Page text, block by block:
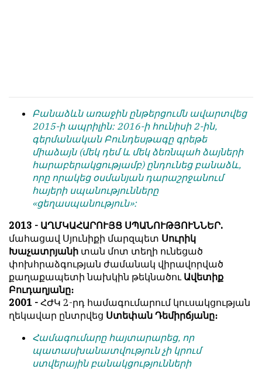
обязательным
условием
публикации.
Противоположные
мнения
публикуются,
если
принимаются
без
восторга.
Главный
редактор
—
фон
Геворкян
են,
սակայն
հրապարակվում
նույն
իրավունքով։
Գովազդային
տեքստերը,
լուսանկարները
և
բովանդակությունը
Խմբագրության
վերահսկողությունից
դուրս
են։
Խմբագիր-
տնօրեն՝
Արմեն
Գևորգյան
Բանաձևն առաջին ընթերցումն ավարտվեց
2015-ի ապրիլին: 2016-ի հունիսի 2-ին,
գերմանական Բունդեսթագը գրեթե
միաձայն (մեկ դեմ և մեկ ձեռնպահ ձայների
հարաբերակցությամբ) ընդունեց բանաձև,
որը որակեց օսմանյան դարաշրջանում
հայերի սպանությունները
«ցեղասպանություն»:
2013 - ԱՂՄԿԱՀԱՐՈՒՅՑ ՍՊԱՆՈՒԹՅՈՒՆՆԵՐ.
մահացավ Սյունիքի մարզպետ Սուրիկ
Խաչատրյանի տան մոտ տեղի ունեցած
փոխհրաձգության ժամանակ վիրավորված
քաղաքապետի նախկին թեկնածու Ավետիք
Բուդաղյանը։
2001 - ՀԺԿ 2-րդ համագումարում կուսակցության
ղեկավար ընտրվեց Ստեփան Դեմիրճյանը։
Համագումարը հայտարարեց, որ
պատասխանատվություն չի կրում
ստվերային բանակցությունների